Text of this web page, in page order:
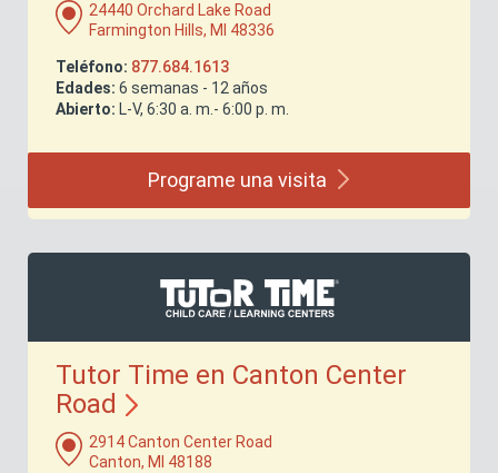
24440 Orchard Lake Road
Farmington Hills, MI 48336
Teléfono: 877.684.1613
Edades: 6 semanas - 12 años
Abierto: L-V, 6:30 a. m.- 6:00 p. m.
Programe una visita
Tutor Time en Canton Center
Road
2914 Canton Center Road
Canton, MI 48188